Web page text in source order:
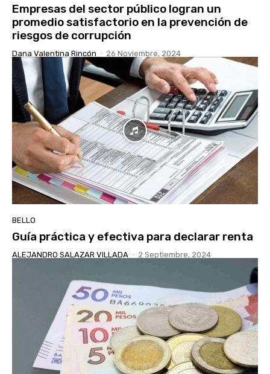
Empresas del sector público logran un
promedio satisfactorio en la prevención de
riesgos de corrupción
Dana Valentina Rincón - 26 Noviembre, 2024
BELLO
Guía práctica y efectiva para declarar renta
ALEJANDRO SALAZAR VILLADA - 2 Septiembre, 2024